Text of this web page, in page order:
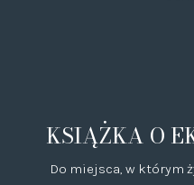
KSIĄŻKA O
Do miejsca, w którym